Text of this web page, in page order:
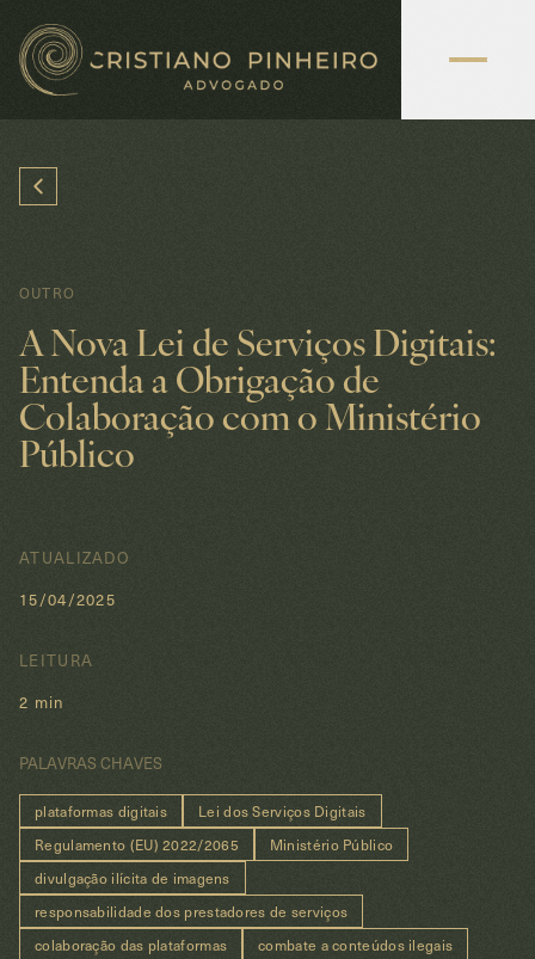
OUTRO
A Nova Lei de Serviços Digitais:
Entenda a Obrigação de
Colaboração com o Ministério
Público
ATUALIZADO
15/04/2025
LEITURA
2 min
PALAVRAS CHAVES
plataformas digitais
Lei dos Serviços Digitais
Regulamento (EU) 2022/2065
Ministério Público
divulgação ilícita de imagens
responsabilidade dos prestadores de serviços
colaboração das plataformas
combate a conteúdos ilegais